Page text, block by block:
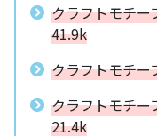
クラフトモチー
41.9k
クラフトモチー
クラフトモチー
21.4k